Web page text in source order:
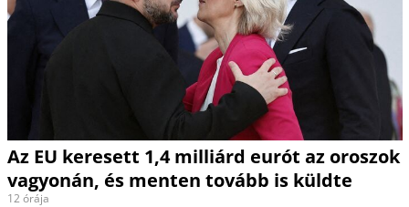
Az EU keresett 1,4 milliárd eurót az oroszok
vagyonán, és menten tovább is küldte
12 órája